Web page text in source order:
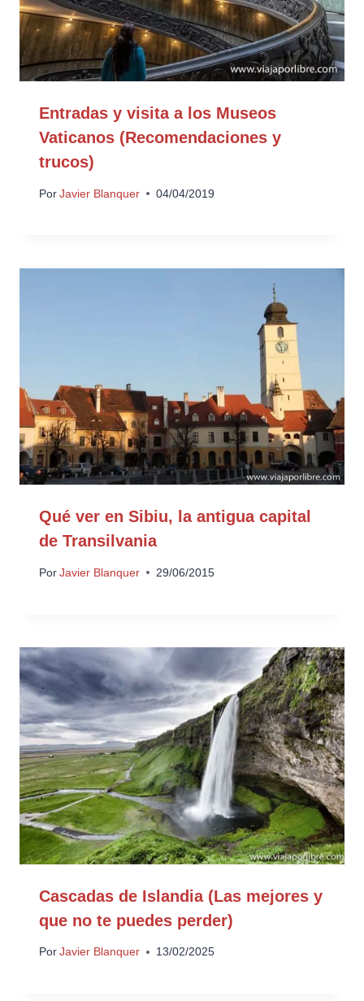
Entradas y visita a los Museos
Vaticanos (Recomendaciones y
trucos)
Por Javier Blanquer 04/04/2019
Qué ver en Sibiu, la antigua capital
de Transilvania
Por Javier Blanquer 29/06/2015
Cascadas de Islandia (Las mejores y
que no te puedes perder)
Por Javier Blanquer 13/02/2025